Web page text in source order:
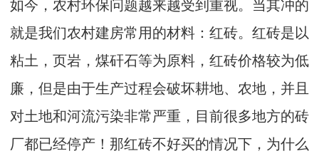
就是我们农村建房常用的材料：红砖。红砖是以
粘土，页岩，煤矸石等为原料，红砖价格较为低
廉，但是由于生产过程会破坏耕地、农地，并且
对土地和河流污染非常严重，目前很多地方的砖
厂都已经停产！那红砖不好买的情况下，为什么